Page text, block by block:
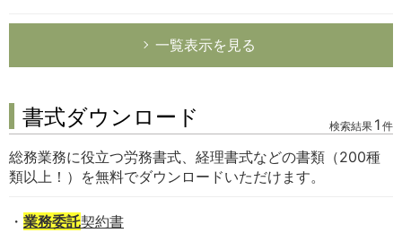
一覧表示を見る
書式ダウンロード 検索結果 1 件
総務業務に役立つ労務書式、経理書式などの書類（200種
類以上！）を無料でダウンロードいただけます。
業務委託契約書